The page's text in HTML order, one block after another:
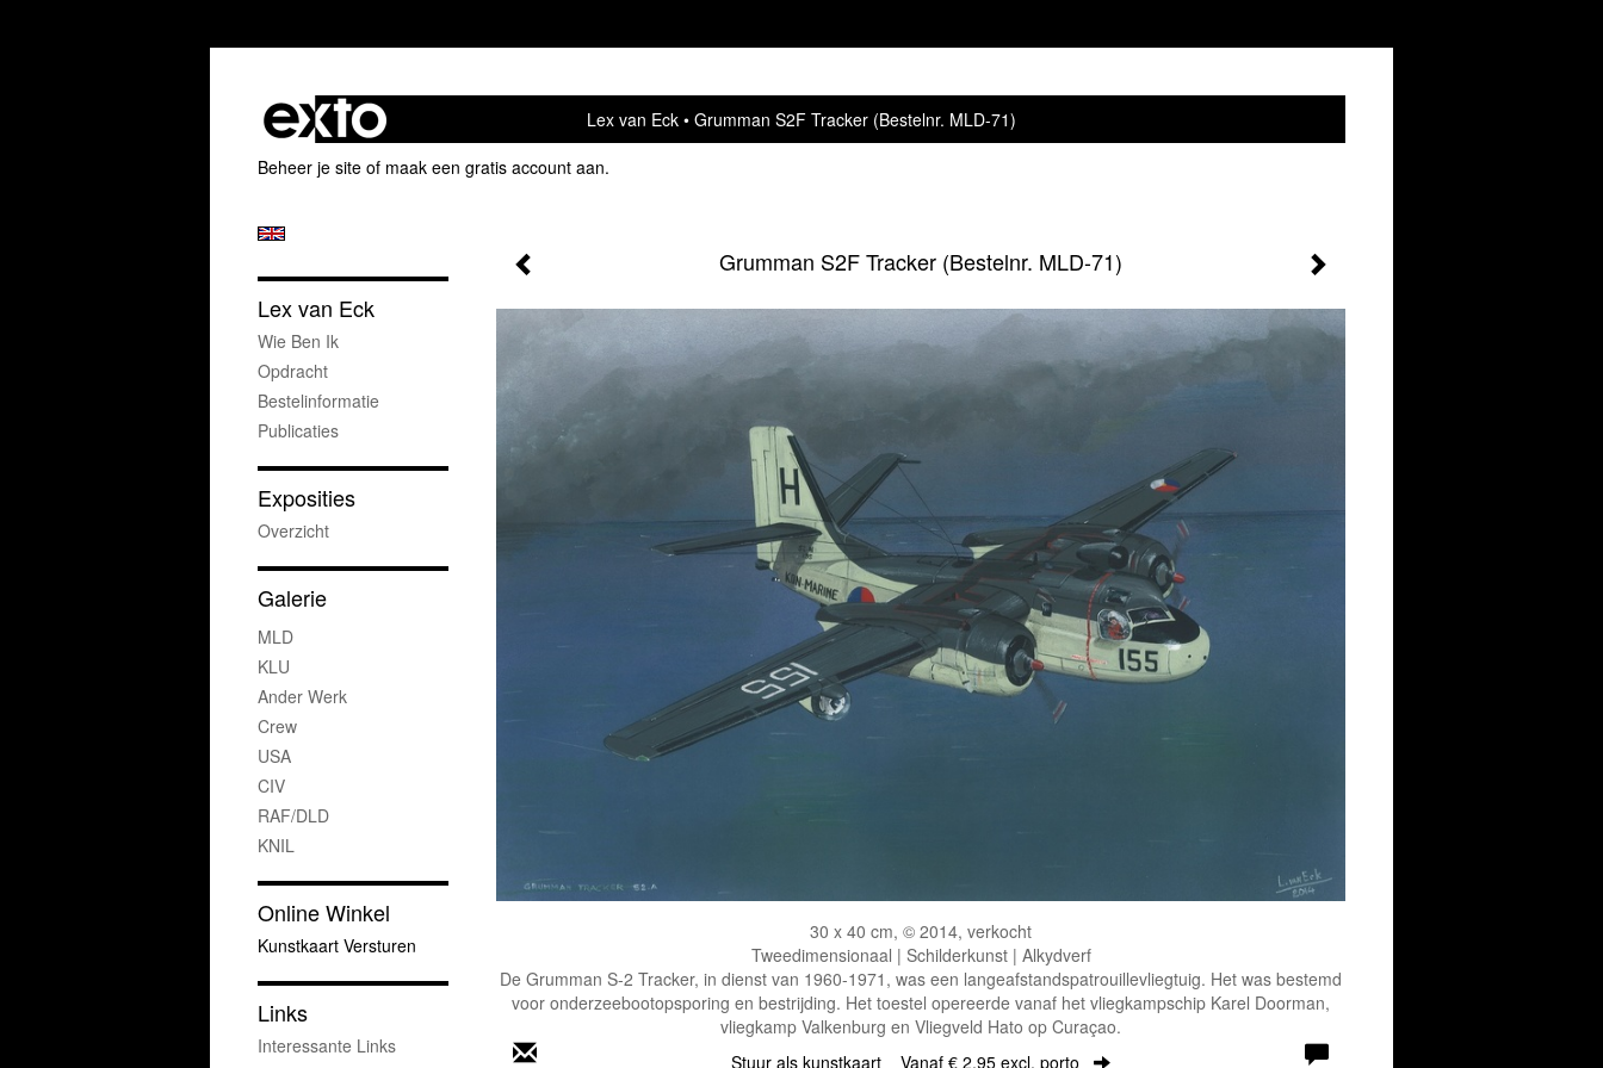
Lex van Eck
Grumman S2F Tracker (Bestelnr. MLD-71)
Beheer je site of maak een gratis account aan.
Grumman S2F Tracker (Bestelnr. MLD-71)
30 x 40 cm, © 2014, verkocht
Tweedimensionaal | Schilderkunst | Alkydverf
De Grumman S-2 Tracker, in dienst van 1960-1971, was een langeafstandspatrouillevliegtuig. Het was bestemd
voor onderzeebootopsporing en bestrijding. Het toestel opereerde vanaf het vliegkampschip Karel Doorman,
vliegkamp Valkenburg en Vliegveld Hato op Curaçao.
Stuur als kunstkaart Vanaf € 2,95 excl. porto
Lex van Eck
Wie Ben Ik
Opdracht
Bestelinformatie
Publicaties
Exposities
Overzicht
Galerie
MLD
KLU
Ander Werk
Crew
USA
CIV
RAF/DLD
KNIL
Online Winkel
Kunstkaart Versturen
Links
Interessante Links